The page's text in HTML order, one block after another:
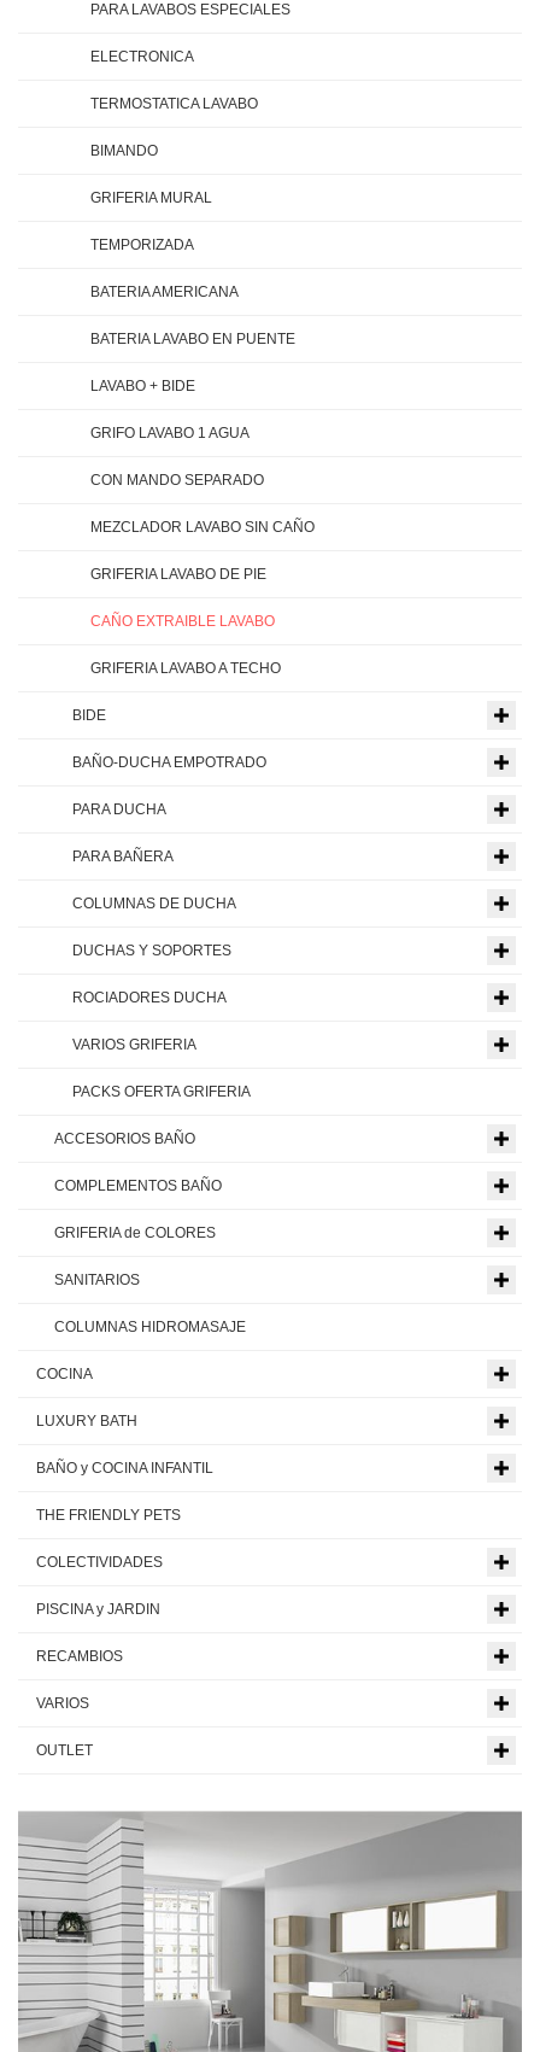
PARA LAVABOS ESPECIALES
ELECTRONICA
TERMOSTATICA LAVABO
BIMANDO
GRIFERIA MURAL
TEMPORIZADA
BATERIA AMERICANA
BATERIA LAVABO EN PUENTE
LAVABO + BIDE
GRIFO LAVABO 1 AGUA
CON MANDO SEPARADO
MEZCLADOR LAVABO SIN CAÑO
GRIFERIA LAVABO DE PIE
CAÑO EXTRAIBLE LAVABO
GRIFERIA LAVABO A TECHO
BIDE
BAÑO-DUCHA EMPOTRADO
PARA DUCHA
PARA BAÑERA
COLUMNAS DE DUCHA
DUCHAS Y SOPORTES
ROCIADORES DUCHA
VARIOS GRIFERIA
PACKS OFERTA GRIFERIA
ACCESORIOS BAÑO
COMPLEMENTOS BAÑO
GRIFERIA de COLORES
SANITARIOS
COLUMNAS HIDROMASAJE
COCINA
LUXURY BATH
BAÑO y COCINA INFANTIL
THE FRIENDLY PETS
COLECTIVIDADES
PISCINA y JARDIN
RECAMBIOS
VARIOS
OUTLET